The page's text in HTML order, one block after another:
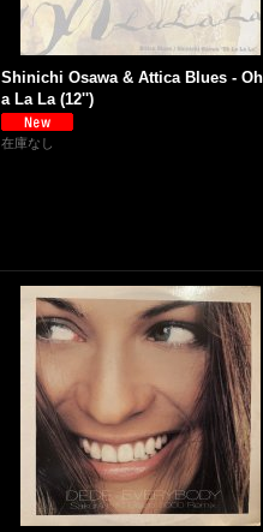
Shinichi Osawa & Attica Blues -
a La La (12'')
在庫なし